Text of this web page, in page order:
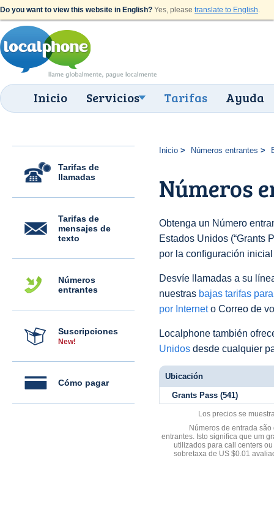
Do you want to view this website in English? Yes, please translate to English.
Inicio Servicios Tarifas Ayuda
Tarifas de
llamadas
Tarifas de
mensajes de
texto
Números
entrantes
Suscripciones
New!
Cómo pagar
Inicio Números entrantes
Números
Obtenga un Número
Estados Unidos (“Grants
por la configuración
Desvíe llamadas a su
nuestras bajas tarifas
por Interneto Correo de
Localphone también
Unidos desde cualquier
Ubicación
Grants Pass (541)
Los precios se
Números de entrada
entrantes. Isto significa que um
utilizados para call centers
sobretaxa de US $0.01